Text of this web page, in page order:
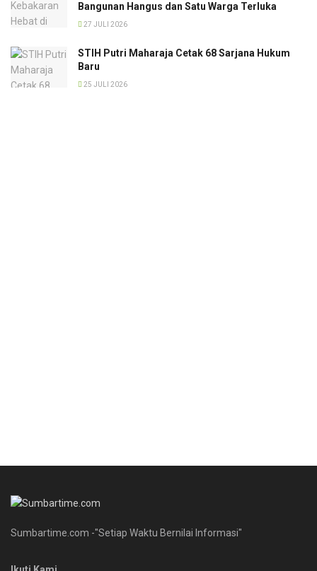
Bangunan Hangus dan Satu Warga Terluka
27 JULI 2026
STIH Putri Maharaja Cetak 68 Sarjana Hukum
Baru
25 JULI 2026
Sumbartime.com -"Setiap Waktu Bernilai Informasi"